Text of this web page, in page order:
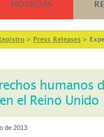
NOTICIAS
> Press Releases >
humanos
el Reino Unido
de 2013